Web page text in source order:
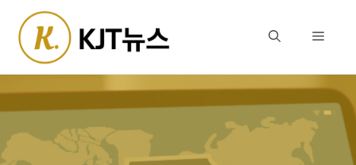
content
Menu